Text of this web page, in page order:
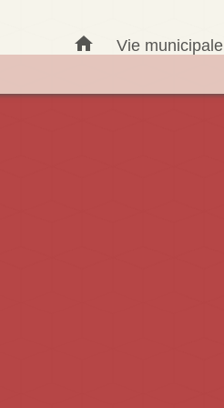
home Vie municipale